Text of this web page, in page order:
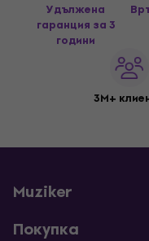
Удължена
гаранция за 3
години
3M+
Muziker
Покупка